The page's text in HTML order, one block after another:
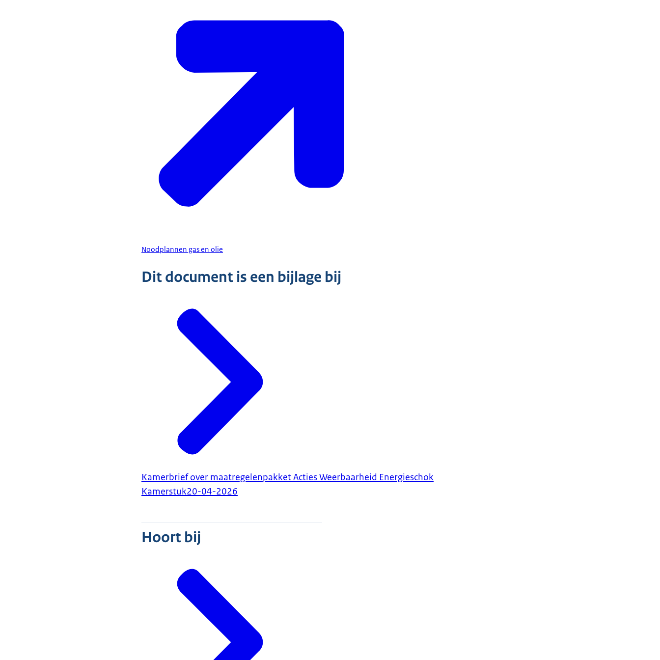
Noodplannen gas en olie
Dit document is een bijlage bij
Kamerbrief over maatregelenpakket Acties Weerbaarheid Energieschok
Kamerstuk20-04-2026
Hoort bij